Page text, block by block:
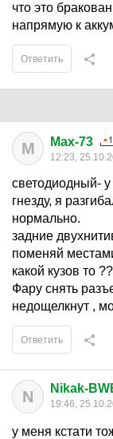
что это
напрямую к
Ответить
M Max-73
12:23,
светодиодный-
гнезду, я
нормально.
задние
поменяй
какой кузов то
Фару снять
недощелкнут ,
Ответить
N Nikak-
19:46,
у меня кстати